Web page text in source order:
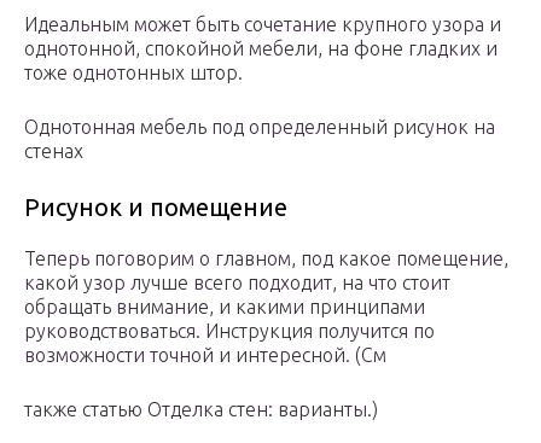
Идеальным может быть сочетание крупного узора и
однотонной, спокойной мебели, на фоне гладких и
тоже однотонных штор.
Однотонная мебель под определенный рисунок на
стенах
Рисунок и помещение
Теперь поговорим о главном, под какое помещение,
какой узор лучше всего подходит, на что стоит
обращать внимание, и какими принципами
руководствоваться. Инструкция получится по
возможности точной и интересной. (См
также статью Отделка стен: варианты.)